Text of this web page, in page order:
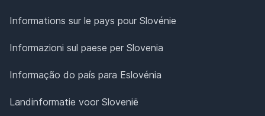
Informations sur le pays pour Slovénie
Informazioni sul paese per Slovenia
Informação do país para Eslovénia
Landinformatie voor Slovenië